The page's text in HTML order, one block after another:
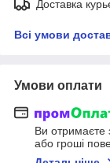
Доставка
Всі умови
Умови оплати
Ви отримаєте
або гроші